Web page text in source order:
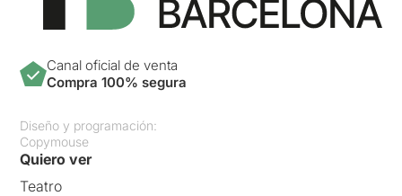
Canal oficial de venta
Compra 100% segura
Diseño y programación:
Copymouse
Quiero ver
Teatro